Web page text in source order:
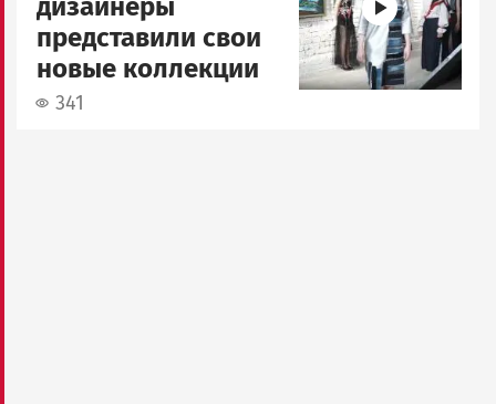
дизайнеры
представили свои
новые коллекции
341